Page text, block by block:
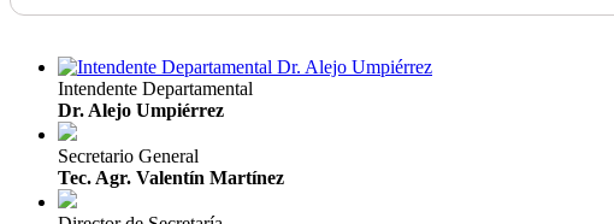
Intendente Departamental
Dr. Alejo Umpiérrez
Secretario General
Tec. Agr. Valentín Martínez